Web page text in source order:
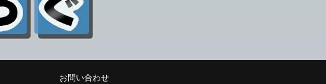
お問い合わせ